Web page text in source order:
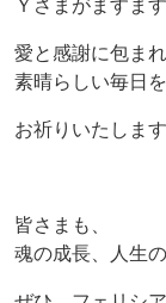
Ｙさまがますます
愛と感謝に包ま
素晴らしい毎日
お祈りいたします
皆さまも、
魂の成長、人生